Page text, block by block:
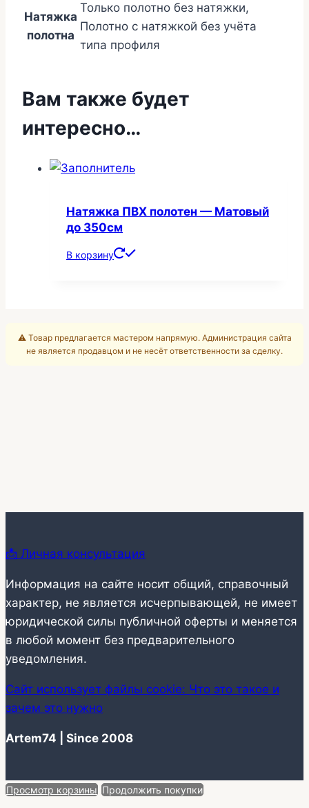
Натяжка
полотна
Только полотно без натяжки,
Полотно с натяжкой без учёта
типа профиля
Вам также будет
интересно…
Натяжка ПВХ полотен — Матовый
до 350см
В корзину
⚠️ Товар предлагается мастером напрямую. Администрация сайта
не является продавцом и не несёт ответственности за сделку.
📩 Личная консультация
Информация на сайте носит общий, справочный
характер, не является исчерпывающей, не имеет
юридической силы публичной оферты и меняется
в любой момент без предварительного
уведомления.
Сайт использует файлы cookie: Что это такое и
зачем это нужно
Artem74 | Since 2008
Просмотр корзины Продолжить покупки